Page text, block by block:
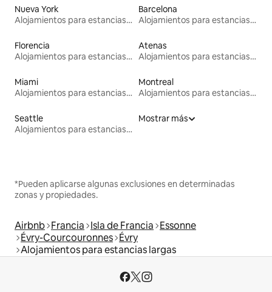
Nueva York
Alojamientos para estancias largas
Barcelona
Alojamientos para estancias largas
Florencia
Alojamientos para estancias largas
Atenas
Alojamientos para estancias largas
Miami
Alojamientos para estancias largas
Montreal
Alojamientos para estancias largas
Seattle
Alojamientos para estancias largas
Mostrar más
*Pueden aplicarse algunas exclusiones en determinadas
zonas y propiedades.
Airbnb Francia Isla de Francia Essonne
Évry-Courcouronnes Évry
Alojamientos para estancias largas